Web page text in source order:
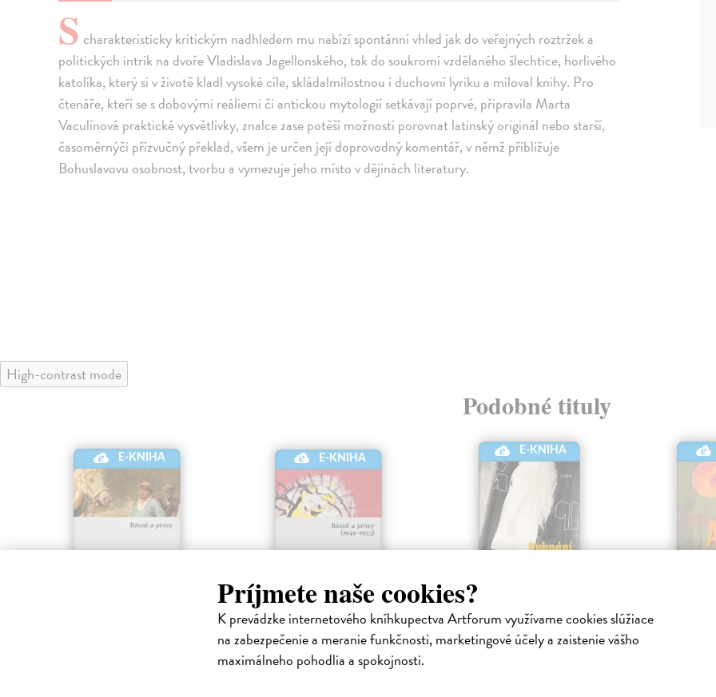
Príjmete naše cookies?
K prevádzke internetového kníhkupectva Artforum využívame cookies slúžiace
na zabezpečenie a meranie funkčnosti, marketingové účely a zaistenie vášho
maximálneho pohodlia a spokojnosti.
S charakteristicky kritickým nadhledem mu nabízí spontánní vhled jak do veřejných roztržek a
politických intrik na dvoře Vladislava Jagellonského, tak do soukromí vzdělaného šlechtice, horlivého
katolíka, který si v životě kladl vysoké cíle, skládalmilostnou i duchovní lyriku a miloval knihy. Pro
čtenáře, kteří se s dobovými reáliemi či antickou mytologií setkávají poprvé, připravila Marta
Vaculínová praktické vysvětlivky, znalce zase potěší možností porovnat latinský originál nebo starší,
časoměrnýči přízvučný překlad, všem je určen její doprovodný komentář, v němž přibližuje
Bohuslavovu osobnost, tvorbu a vymezuje jeho místo v dějinách literatury.
High-contrast mode
Podobné tituly
E-KNIHA E-KNIHA
Básně a prózy
(1949-1955)
Bondy Egon
| Elektronická
E-KNIHA
Vyhnání Gerty